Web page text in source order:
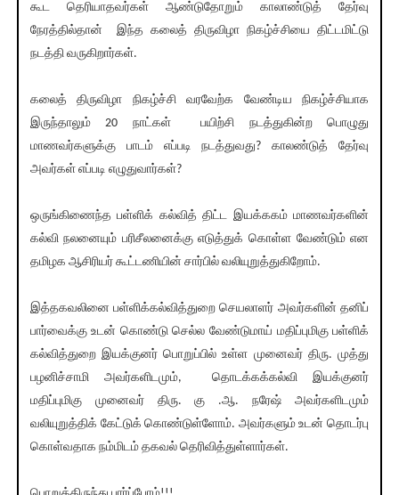
கூட தெரியாதவர்கள் ஆண்டுதோறும் காலாண்டுத் தேர்வு
நேரத்தில்தான் இந்த கலைத் திருவிழா நிகழ்ச்சியை திட்டமிட்டு
நடத்தி வருகிறார்கள்.
கலைத் திருவிழா நிகழ்ச்சி வரவேற்க வேண்டிய நிகழ்ச்சியாக
இருந்தாலும் 20 நாட்கள் பயிற்சி நடத்துகின்ற பொழுது
மாணவர்களுக்கு பாடம் எப்படி நடத்துவது? காலண்டுத் தேர்வு
அவர்கள் எப்படி எழுதுவார்கள்?
ஒருங்கிணைந்த பள்ளிக் கல்வித் திட்ட இயக்ககம் மாணவர்களின்
கல்வி நலனையும் பரிசீலனைக்கு எடுத்துக் கொள்ள வேண்டும் என
தமிழக ஆசிரியர் கூட்டணியின் சார்பில் வலியுறுத்துகிறோம்.
இத்தகவலினை பள்ளிக்கல்வித்துறை செயலாளர் அவர்களின் தனிப்
பார்வைக்கு உடன் கொண்டு செல்ல வேண்டுமாய் மதிப்புமிகு பள்ளிக்
கல்வித்துறை இயக்குனர் பொறுப்பில் உள்ள முனைவர் திரு. முத்து
பழனிச்சாமி அவர்களிடமும், தொடக்கக்கல்வி இயக்குனர்
மதிப்புமிகு முனைவர் திரு. கு .ஆ. நரேஷ் அவர்களிடமும்
வலியுறுத்திக் கேட்டுக் கொண்டுள்ளோம். அவர்களும் உடன் தொடர்பு
கொள்வதாக நம்மிடம் தகவல் தெரிவித்துள்ளார்கள்.